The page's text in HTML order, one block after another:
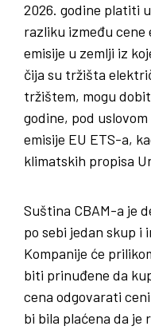
2026. godine platiti
razliku između cene
emisije u zemlji iz
čija su tržišta
tržištem, mogu
godine, pod
emisije EU ETS-a,
klimatskih propisa
Suština CBAM-a je
po sebi jedan skup i
Kompanije će
biti prinuđene da
cena odgovarati
bi bila plaćena da